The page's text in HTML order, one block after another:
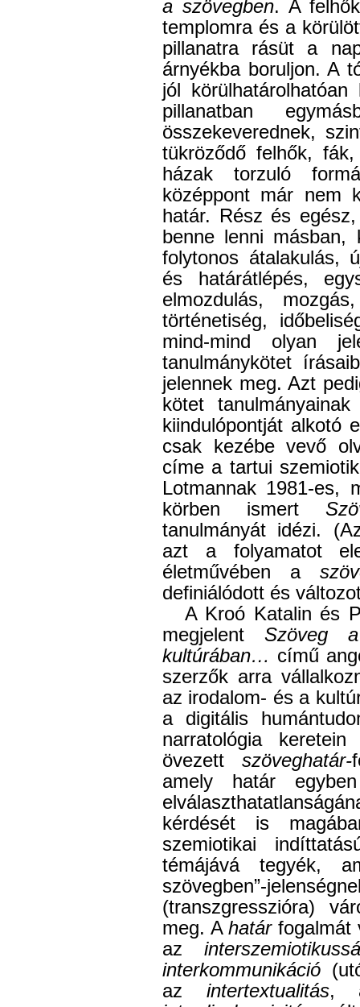
a szövegben. A
templomra és a
pillanatra rásüt a
árnyékba boruljon. A
jól
pillanatban
összekeverednek,
tükröződő felhők,
házak torzuló
középpont már nem
határ. Rész és
benne lenni másban,
folytonos átalakulás,
és határátlépés,
elmozdulás,
történetiség,
mind-mind olyan
tanulmánykötet
jelennek meg. Azt
kötet
kiindulópontját alkotó
csak kezébe vevő
címe a tartui
Lotmannak 1981-es,
körben ismert
tanulmányát idézi.
azt a folyamatot
életművében a
definiálódott és
A Kroó Katalin és
megjelentSzöveg
kultúrában… című
szerzők arra
az irodalom- és a
a digitális
narratológia
övezettszöveghatár-
amely határ
kérdését is
szemiotikai
témájává tegyék,
szövegben”-
(transzgresszióra)
meg. Ahatárfogalmát
az
interkommunikáció
az intertextualitás,